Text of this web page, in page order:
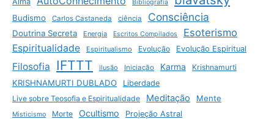
Bibliografia
Budismo Carlos Castaneda ciência Consciência
Doutrina Secreta Energia Escritos Compilados Esoterismo
Espiritualidade Espiritualismo Evolução Evolução Espiritual
Filosofia IFTTT ilusão Iniciação Karma Krishnamurti
KRISHNAMURTI DUBLADO
Liberdade
Live sobre Teosofia e Espiritualidade
Meditação Mente
Misticismo Morte Ocultismo Projeção Astral